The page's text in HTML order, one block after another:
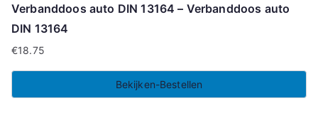
Verbanddoos auto DIN 13164 – Verbanddoos auto
DIN 13164
€18.75
Bekijken-Bestellen